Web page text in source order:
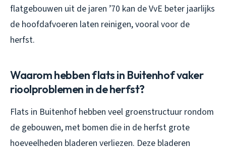
flatgebouwen uit de jaren ’70 kan de VvE beter jaarlijks
de hoofdafvoeren laten reinigen, vooral voor de
herfst.
Waarom hebben flats in Buitenhof vaker
rioolproblemen in de herfst?
Flats in Buitenhof hebben veel groenstructuur rondom
de gebouwen, met bomen die in de herfst grote
hoeveelheden bladeren verliezen. Deze bladeren